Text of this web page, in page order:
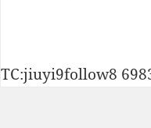
TC:jiuyi9follow8